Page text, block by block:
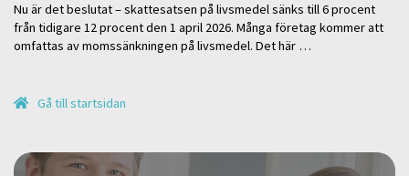
Nu är det beslutat – skattesatsen på livsmedel sänks till 6 procent
från tidigare 12 procent den 1 april 2026. Många företag kommer att
omfattas av momssänkningen på livsmedel. Det här …
Gå till startsidan